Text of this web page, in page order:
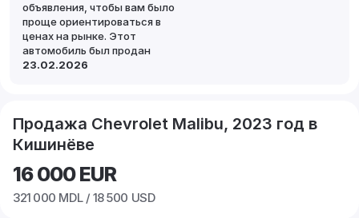
объявления, чтобы вам было
проще ориентироваться в
ценах на рынке. Этот
автомобиль был продан
23.02.2026
Продажа Chevrolet Malibu, 2023 год в
Кишинёве
16 000EUR
321 000 MDL / 18 500 USD